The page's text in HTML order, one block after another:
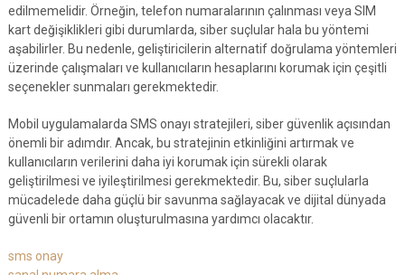
edilmemelidir. Örneğin, telefon numaralarının çalınması veya SIM
kart değişiklikleri gibi durumlarda, siber suçlular hala bu yöntemi
aşabilirler. Bu nedenle, geliştiricilerin alternatif doğrulama yöntemleri
üzerinde çalışmaları ve kullanıcıların hesaplarını korumak için çeşitli
seçenekler sunmaları gerekmektedir.
Mobil uygulamalarda SMS onayı stratejileri, siber güvenlik açısından
önemli bir adımdır. Ancak, bu stratejinin etkinliğini artırmak ve
kullanıcıların verilerini daha iyi korumak için sürekli olarak
geliştirilmesi ve iyileştirilmesi gerekmektedir. Bu, siber suçlularla
mücadelede daha güçlü bir savunma sağlayacak ve dijital dünyada
güvenli bir ortamın oluşturulmasına yardımcı olacaktır.
sms onay